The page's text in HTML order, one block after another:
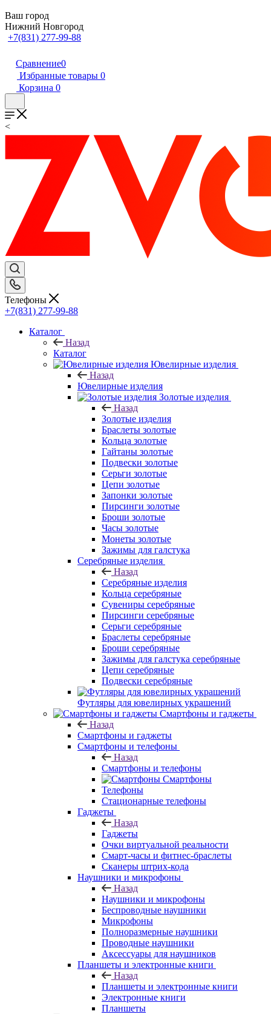
Ваш город
Нижний Новгород
+7(831) 277-99-88
Сравнение0
Избранные товары 0
Корзина 0
<
Телефоны
+7(831) 277-99-88
Каталог
Назад
Каталог
Ювелирные изделия
Назад
Ювелирные изделия
Золотые изделия
Назад
Золотые изделия
Браслеты золотые
Кольца золотые
Гайтаны золотые
Подвески золотые
Серьги золотые
Цепи золотые
Запонки золотые
Пирсинги золотые
Броши золотые
Часы золотые
Монеты золотые
Зажимы для галстука
Серебряные изделия
Назад
Серебряные изделия
Кольца серебряные
Сувениры серебряные
Пирсинги серебряные
Серьги серебряные
Браслеты серебряные
Броши серебряные
Зажимы для галстука серебряные
Цепи серебряные
Подвески серебряные
Футляры для ювелирных украшений
Смартфоны и гаджеты
Назад
Смартфоны и гаджеты
Смартфоны и телефоны
Назад
Смартфоны и телефоны
Смартфоны
Телефоны
Стационарные телефоны
Гаджеты
Назад
Гаджеты
Очки виртуальной реальности
Смарт-часы и фитнес-браслеты
Сканеры штрих-кода
Наушники и микрофоны
Назад
Наушники и микрофоны
Беспроводные наушники
Микрофоны
Полноразмерные наушники
Проводные наушники
Аксессуары для наушников
Планшеты и электронные книги
Назад
Планшеты и электронные книги
Электронные книги
Планшеты